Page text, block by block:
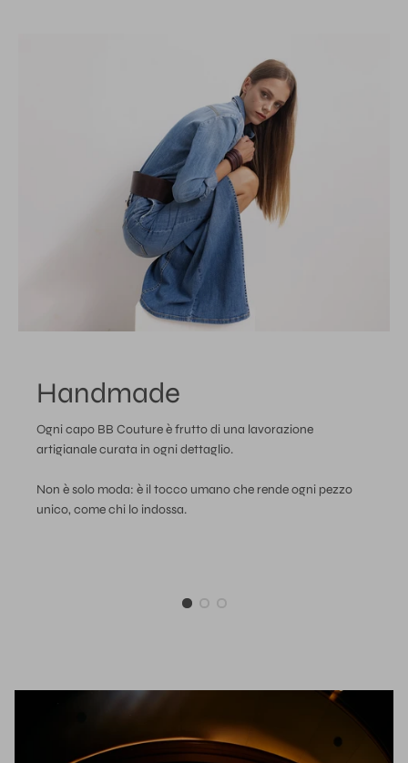
Handmade
Ogni capo BB Couture è frutto di una lavorazione
artigianale curata in ogni dettaglio.
Non è solo moda: è il tocco umano che rende ogni pezzo
unico, come chi lo indossa.